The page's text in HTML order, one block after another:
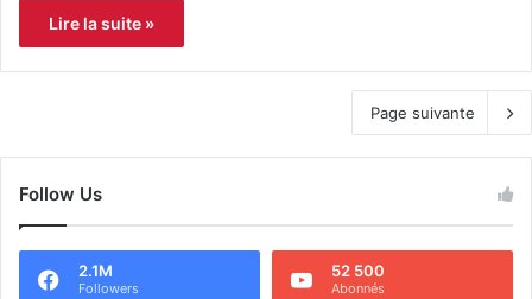
Lire la suite »
Page suivante
Follow Us
2.1M
Followers
52 500
Abonnés